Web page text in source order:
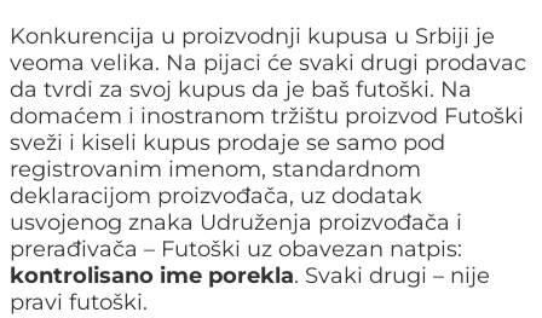
Konkurencija u proizvodnji kupusa u Srbiji je
veoma velika. Na pijaci će svaki drugi prodavac
da tvrdi za svoj kupus da je baš futoški. Na
domaćem i inostranom tržištu proizvod Futoški
sveži i kiseli kupus prodaje se samo pod
registrovanim imenom, standardnom
deklaracijom proizvođača, uz dodatak
usvojenog znaka Udruženja proizvođača i
prerađivača – Futoški uz obavezan natpis:
kontrolisano ime porekla. Svaki drugi – nije
pravi futoški.